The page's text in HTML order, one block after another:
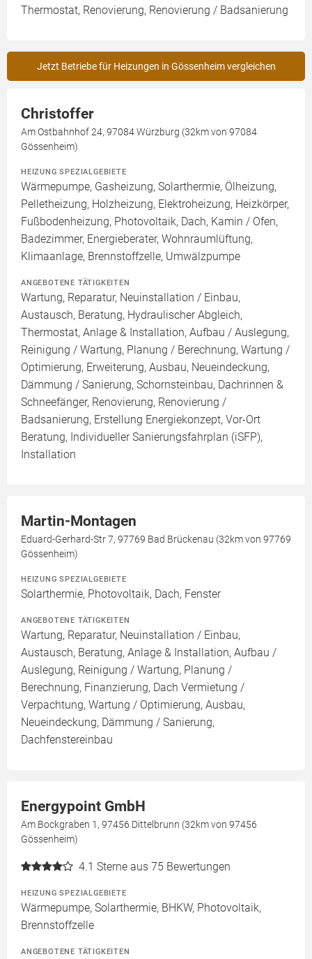
Thermostat, Renovierung, Renovierung / Badsanierung
Jetzt Betriebe für Heizungen in Gössenheim vergleichen
Christoffer
Am Ostbahnhof 24, 97084 Würzburg (32km von 97084
Gössenheim)
HEIZUNG SPEZIALGEBIETE
Wärmepumpe, Gasheizung, Solarthermie, Ölheizung,
Pelletheizung, Holzheizung, Elektroheizung, Heizkörper,
Fußbodenheizung, Photovoltaik, Dach, Kamin / Ofen,
Badezimmer, Energieberater, Wohnraumlüftung,
Klimaanlage, Brennstoffzelle, Umwälzpumpe
ANGEBOTENE TÄTIGKEITEN
Wartung, Reparatur, Neuinstallation / Einbau,
Austausch, Beratung, Hydraulischer Abgleich,
Thermostat, Anlage & Installation, Aufbau / Auslegung,
Reinigung / Wartung, Planung / Berechnung, Wartung /
Optimierung, Erweiterung, Ausbau, Neueindeckung,
Dämmung / Sanierung, Schornsteinbau, Dachrinnen &
Schneefänger, Renovierung, Renovierung /
Badsanierung, Erstellung Energiekonzept, Vor-Ort
Beratung, Individueller Sanierungsfahrplan (iSFP),
Installation
Martin-Montagen
Eduard-Gerhard-Str 7, 97769 Bad Brückenau (32km von 97769
Gössenheim)
HEIZUNG SPEZIALGEBIETE
Solarthermie, Photovoltaik, Dach, Fenster
ANGEBOTENE TÄTIGKEITEN
Wartung, Reparatur, Neuinstallation / Einbau,
Austausch, Beratung, Anlage & Installation, Aufbau /
Auslegung, Reinigung / Wartung, Planung /
Berechnung, Finanzierung, Dach Vermietung /
Verpachtung, Wartung / Optimierung, Ausbau,
Neueindeckung, Dämmung / Sanierung,
Dachfenstereinbau
Energypoint GmbH
Am Bockgraben 1, 97456 Dittelbrunn (32km von 97456
Gössenheim)
4.1 Sterne aus 75 Bewertungen
HEIZUNG SPEZIALGEBIETE
Wärmepumpe, Solarthermie, BHKW, Photovoltaik,
Brennstoffzelle
ANGEBOTENE TÄTIGKEITEN